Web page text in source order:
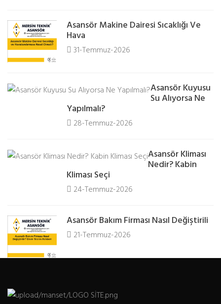
Asansör Makine Dairesi Sıcaklığı Ve
Hava
31-Temmuz-2026
Asansör Kuyusu
Su Alıyorsa Ne
Yapılmalı?
28-Temmuz-2026
Asansör Kliması
Nedir? Kabin
Kliması Seçi
24-Temmuz-2026
Asansör Bakım Firması Nasıl Değiştirili
21-Temmuz-2026